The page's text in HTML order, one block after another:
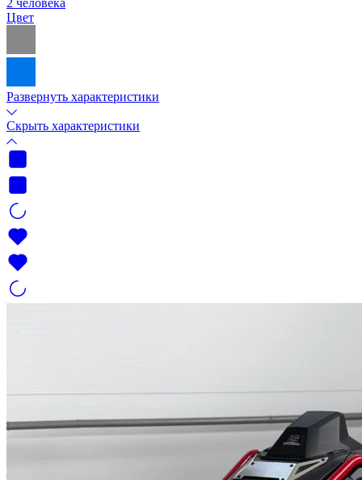
2 человека
Цвет
Развернуть характеристики
Скрыть характеристики